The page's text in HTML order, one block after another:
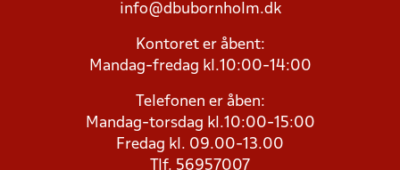
info@dbubornholm.dk
Kontoret er åbent:
Mandag-fredag kl.10:00-14:00
Telefonen er åben:
Mandag-torsdag kl.10:00-15:00
Fredag kl. 09.00-13.00
Tlf. 56957007